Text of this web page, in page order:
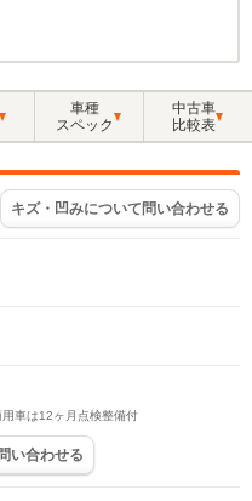
車種
スペック
中古車
比較表
キズ・凹みについて問い合わせる
車は12ヶ月点検整備付
い合わせる